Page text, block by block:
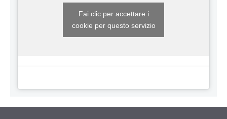
Fai clic per accettare i
cookie per questo servizio